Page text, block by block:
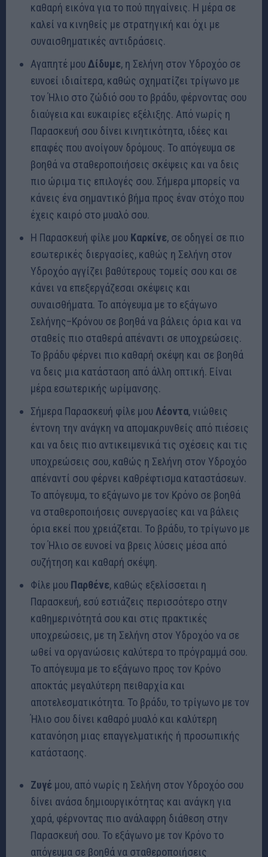
καθαρή εικόνα για το πού πηγαίνεις. Η μέρα σε
καλεί να κινηθείς με στρατηγική και όχι με
συναισθηματικές αντιδράσεις.
Αγαπητέ μουΔίδυμε, η Σελήνη στον Υδροχόο σε
ευνοεί ιδιαίτερα, καθώς σχηματίζει τρίγωνο με
τον Ήλιο στο ζώδιό σου το βράδυ, φέρνοντας σου
διαύγεια και ευκαιρίες εξέλιξης. Από νωρίς η
Παρασκευή σου δίνει κινητικότητα, ιδέες και
επαφές που ανοίγουν δρόμους. Το απόγευμα σε
βοηθά να σταθεροποιήσεις σκέψεις και να δεις
πιο ώριμα τις επιλογές σου. Σήμερα μπορείς να
κάνεις ένα σημαντικό βήμα προς έναν στόχο που
έχεις καιρό στο μυαλό σου.
Η Παρασκευή φίλε μου Καρκίνε, σε οδηγεί σε πιο
εσωτερικές διεργασίες, καθώς η Σελήνη στον
Υδροχόο αγγίζει βαθύτερους τομείς σου και σε
κάνει να επεξεργάζεσαι σκέψεις και
συναισθήματα. Το απόγευμα με το εξάγωνο
Σελήνης–Κρόνου σε βοηθά να βάλεις όρια και να
σταθείς πιο σταθερά απέναντι σε υποχρεώσεις.
Το βράδυ φέρνει πιο καθαρή σκέψη και σε βοηθά
να δεις μια κατάσταση από άλλη οπτική. Είναι
μέρα εσωτερικής ωρίμανσης.
Σήμερα Παρασκευή φίλε μου Λέοντα, νιώθεις
έντονη την ανάγκη να απομακρυνθείς από πιέσεις
και να δεις πιο αντικειμενικά τις σχέσεις και τις
υποχρεώσεις σου, καθώς η Σελήνη στον Υδροχόο
απέναντί σου φέρνει καθρέφτισμα καταστάσεων.
Το απόγευμα, το εξάγωνο με τον Κρόνο σε βοηθά
να σταθεροποιήσεις συνεργασίες και να βάλεις
όρια εκεί που χρειάζεται. Το βράδυ, το τρίγωνο με
τον Ήλιο σε ευνοεί να βρεις λύσεις μέσα από
συζήτηση και καθαρή σκέψη.
Φίλε μου Παρθένε, καθώς εξελίσσεται η
Παρασκευή, εσύ εστιάζεις περισσότερο στην
καθημερινότητά σου και στις πρακτικές
υποχρεώσεις, με τη Σελήνη στον Υδροχόο να σε
ωθεί να οργανώσεις καλύτερα το πρόγραμμά σου.
Το απόγευμα με το εξάγωνο προς τον Κρόνο
αποκτάς μεγαλύτερη πειθαρχία και
αποτελεσματικότητα. Το βράδυ, το τρίγωνο με τον
Ήλιο σου δίνει καθαρό μυαλό και καλύτερη
κατανόηση μιας επαγγελματικής ή προσωπικής
κατάστασης.
Ζυγέ μου, από νωρίς η Σελήνη στον Υδροχόο σου
δίνει ανάσα δημιουργικότητας και ανάγκη για
χαρά, φέρνοντας πιο ανάλαφρη διάθεση στην
Παρασκευή σου. Το εξάγωνο με τον Κρόνο το
απόγευμα σε βοηθά να σταθεροποιήσεις